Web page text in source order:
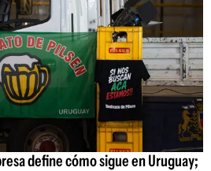
define cómo sigue en Uruguay;